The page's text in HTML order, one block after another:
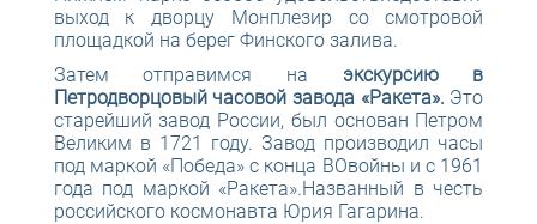
выход к дворцу Монплезир со смотровой
площадкой на берег Финского залива.
Затем отправимся на экскурсию в
Петродворцовый часовой завода «Ракета». Это
старейший завод России, был основан Петром
Великим в 1721 году. Завод производил часы
под маркой «Победа» с конца ВОвойны и с 1961
года под маркой «Ракета».Названный в честь
российского космонавта Юрия Гагарина.